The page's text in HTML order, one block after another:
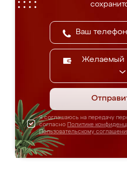
Желаемый
Я соглашаюсь на передачу
согласно Политике
Пользовательскому